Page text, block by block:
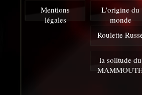
L'origine du
monde
Roulette
la solitude du
Mentions
légales